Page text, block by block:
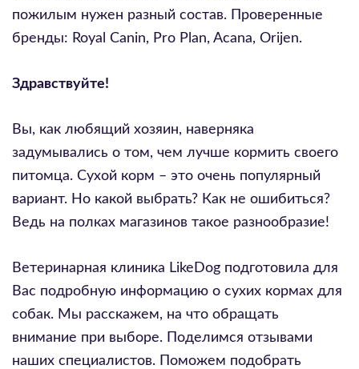
пожилым нужен разный состав. Проверенные
бренды: Royal Canin, Pro Plan, Acana, Orijen.
Здравствуйте!
Вы, как любящий хозяин, наверняка
задумывались о том, чем лучше кормить своего
питомца. Сухой корм – это очень популярный
вариант. Но какой выбрать? Как не ошибиться?
Ведь на полках магазинов такое разнообразие!
Ветеринарная клиника LikeDog подготовила для
Вас подробную информацию о сухих кормах для
собак. Мы расскажем, на что обращать
внимание при выборе. Поделимся отзывами
наших специалистов. Поможем подобрать